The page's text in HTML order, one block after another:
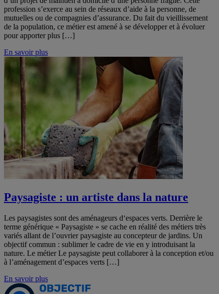
profession s’exerce au sein de réseaux d’aide à la personne, de
mutuelles ou de compagnies d’assurance. Du fait du vieillissement
de la population, ce métier est amené à se développer et à évoluer
pour apporter plus […]
En savoir plus
Paysagiste : un artiste dans la nature
Les paysagistes sont des aménageurs d‘espaces verts. Derrière le
terme générique « Paysagiste » se cache en réalité des métiers très
variés allant de l’ouvrier paysagiste au concepteur de jardins. Un
objectif commun : sublimer le cadre de vie en y introduisant la
nature. Le métier Le paysagiste peut collaborer à la conception et/ou
à l’aménagement d’espaces verts […]
En savoir plus